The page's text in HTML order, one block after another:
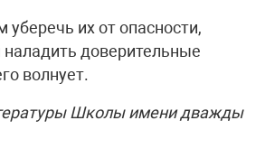
их от опасности,
доверительные
волнует.
Школы имени дважды